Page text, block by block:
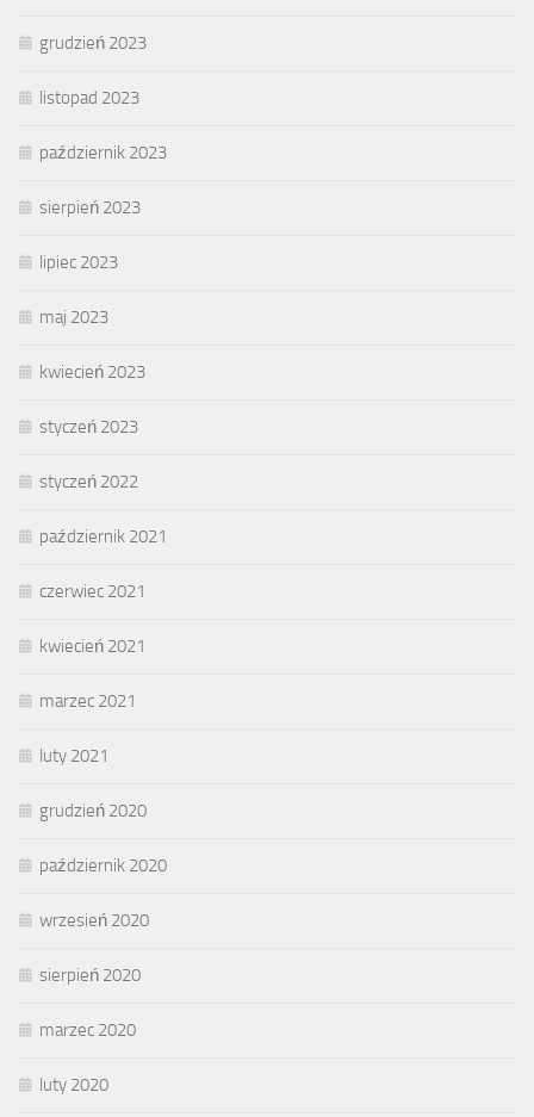
grudzień 2023
listopad 2023
październik 2023
sierpień 2023
lipiec 2023
maj 2023
kwiecień 2023
styczeń 2023
styczeń 2022
październik 2021
czerwiec 2021
kwiecień 2021
marzec 2021
luty 2021
grudzień 2020
październik 2020
wrzesień 2020
sierpień 2020
marzec 2020
luty 2020